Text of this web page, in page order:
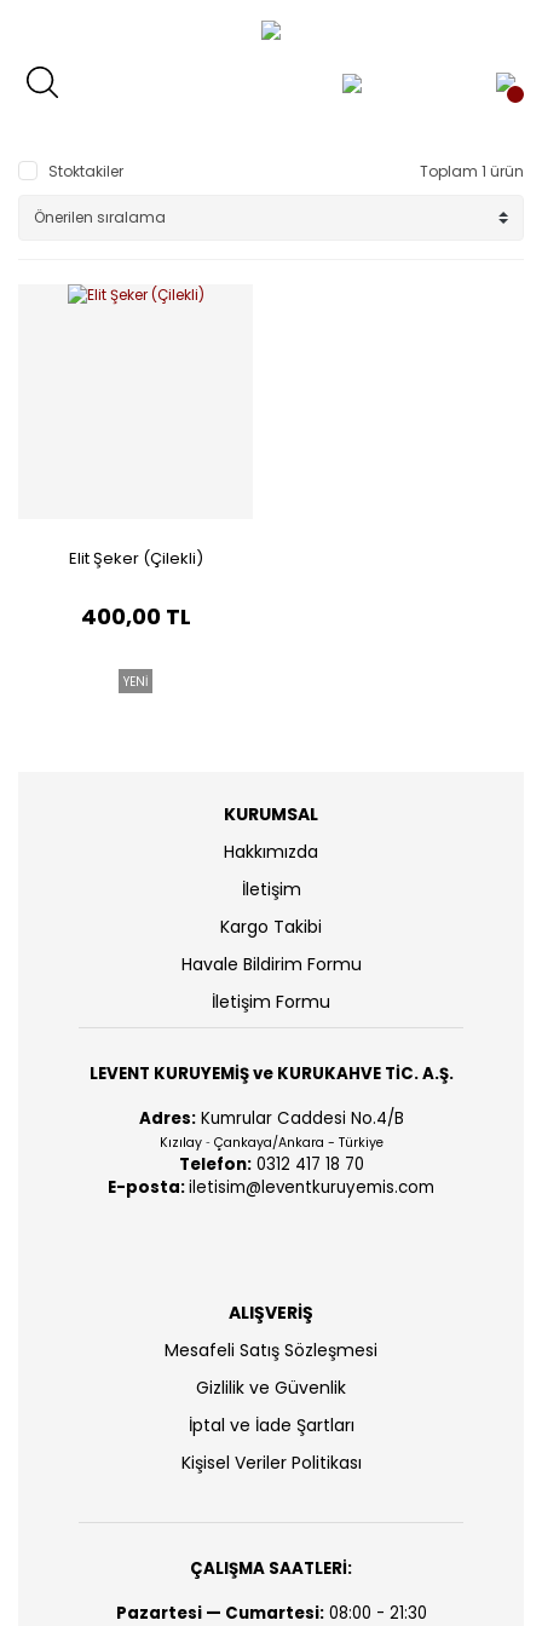
Stoktakiler Toplam 1 ürün
Elit Şeker (Çilekli)
400,00 TL
YENİ
KURUMSAL
Hakkımızda
İletişim
Kargo Takibi
Havale Bildirim Formu
İletişim Formu
LEVENT KURUYEMİŞ ve KURUKAHVE TİC. A.Ş.
Adres:Kumrular Caddesi No.4/B
Kızılay - Çankaya/Ankara - Türkiye
Telefon:0312 417 18 70
E-posta:iletisim@leventkuruyemis.com
ALIŞVERİŞ
Mesafeli Satış Sözleşmesi
Gizlilik ve Güvenlik
İptal ve İade Şartları
Kişisel Veriler Politikası
ÇALIŞMA SAATLERİ:
Pazartesi — Cumartesi:08:00 - 21:30